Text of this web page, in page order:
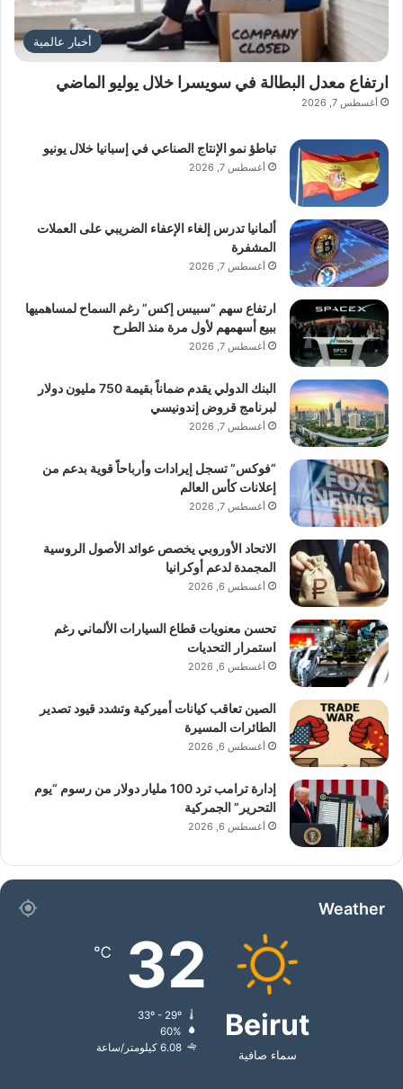
أخبار عالمية
ارتفاع معدل البطالة في سويسرا خلال يوليو الماضي
أغسطس 7, 2026
تباطؤ نمو الإنتاج الصناعي في إسبانيا خلال يونيو
أغسطس 7, 2026
ألمانيا تدرس إلغاء الإعفاء الضريبي على العملات
المشفرة
أغسطس 7, 2026
ارتفاع سهم “سبيس إكس” رغم السماح لمساهميها
ببيع أسهمهم لأول مرة منذ الطرح
أغسطس 7, 2026
البنك الدولي يقدم ضماناً بقيمة 750 مليون دولار
لبرنامج قروض إندونيسي
أغسطس 7, 2026
“فوكس” تسجل إيرادات وأرباحاً قوية بدعم من
إعلانات كأس العالم
أغسطس 7, 2026
الاتحاد الأوروبي يخصص عوائد الأصول الروسية
المجمدة لدعم أوكرانيا
أغسطس 6, 2026
تحسن معنويات قطاع السيارات الألماني رغم
استمرار التحديات
أغسطس 6, 2026
الصين تعاقب كيانات أميركية وتشدد قيود تصدير
الطائرات المسيرة
أغسطس 6, 2026
إدارة ترامب ترد 100 مليار دولار من رسوم “يوم
التحرير” الجمركية
أغسطس 6, 2026
Weather
Beirut
سماء صافية
32
℃
60%
6.08 كيلومتر/ساعة